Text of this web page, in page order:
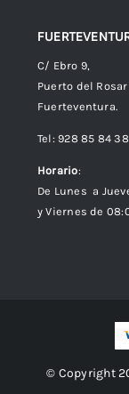
C/ Ebro 9,
Puerto del
Fuerteventura.
Tel: 928 85 84 38
Horario:
De Lunes a
y Viernes de
© Copyright